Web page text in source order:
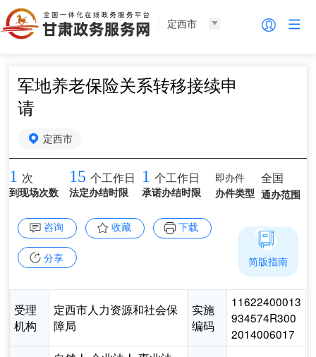
定西市
军地养老保险关系转移接续申
请
定西市
1 次
到现场次数
15 个工作日
法定办结时限
1 个工作日
承诺办结时限
即办件
办件类型
全国
通办范围
咨询 收藏 下载
分享
受理
机构
定西市人力资源和社会保
障局
实施
编码
11622400013
934574R300
2014006017
简版指南